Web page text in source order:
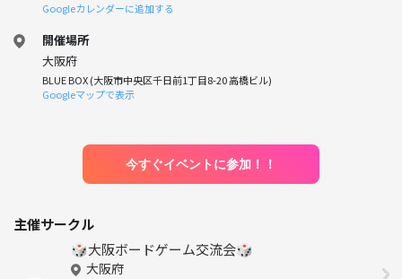
Googleカレンダーに追加する
開催場所
大阪府
BLUE BOX (大阪市中央区千日前1丁目8-20 高橋ビル)
Googleマップで表示
今すぐイベントに参加！！
主催サークル
🎲大阪ボードゲーム交流会🎲
大阪府